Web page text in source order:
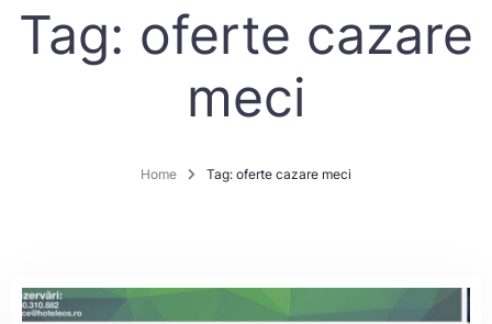
Tag: oferte cazare
meci
Home Tag: oferte cazare meci